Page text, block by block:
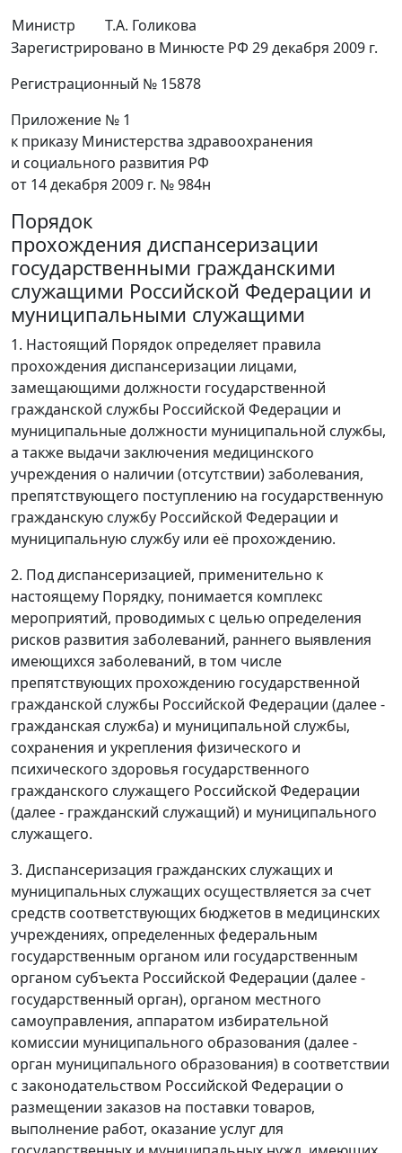
Министр
Т.А. Голикова
Зарегистрировано в Минюсте РФ 29 декабря 2009 г.
Регистрационный № 15878
Приложение № 1
к приказу Министерства здравоохранения
и социального развития РФ
от 14 декабря 2009 г. № 984н
Порядок
прохождения диспансеризации
государственными гражданскими
служащими Российской Федерации и
муниципальными служащими
1. Настоящий Порядок определяет правила
прохождения диспансеризации лицами,
замещающими должности государственной
гражданской службы Российской Федерации и
муниципальные должности муниципальной службы,
а также выдачи заключения медицинского
учреждения о наличии (отсутствии) заболевания,
препятствующего поступлению на государственную
гражданскую службу Российской Федерации и
муниципальную службу или её прохождению.
2. Под диспансеризацией, применительно к
настоящему Порядку, понимается комплекс
мероприятий, проводимых с целью определения
рисков развития заболеваний, раннего выявления
имеющихся заболеваний, в том числе
препятствующих прохождению государственной
гражданской службы Российской Федерации (далее -
гражданская служба) и муниципальной службы,
сохранения и укрепления физического и
психического здоровья государственного
гражданского служащего Российской Федерации
(далее - гражданский служащий) и муниципального
служащего.
3. Диспансеризация гражданских служащих и
муниципальных служащих осуществляется за счет
средств соответствующих бюджетов в медицинских
учреждениях, определенных федеральным
государственным органом или государственным
органом субъекта Российской Федерации (далее -
государственный орган), органом местного
самоуправления, аппаратом избирательной
комиссии муниципального образования (далее -
орган муниципального образования) в соответствии
с законодательством Российской Федерации о
размещении заказов на поставки товаров,
выполнение работ, оказание услуг для